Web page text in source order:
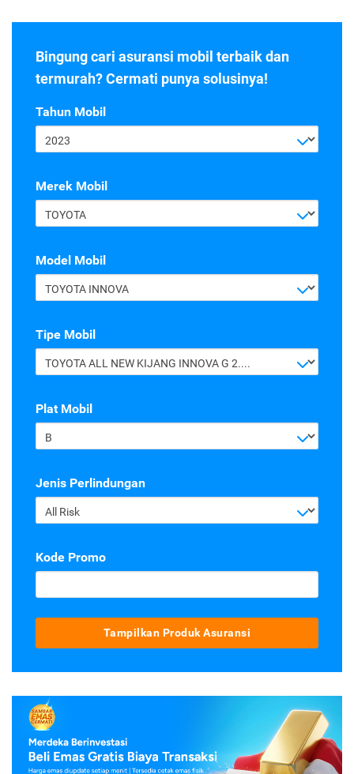
Bingung cari asuransi mobil terbaik dan
termurah? Cermati punya solusinya!
Tahun Mobil
2023
Merek Mobil
TOYOTA
Model Mobil
TOYOTA INNOVA
Tipe Mobil
TOYOTA ALL NEW KIJANG INNOVA G 2.4 A/T DIESEL
Plat Mobil
B
Jenis Perlindungan
All Risk
Kode Promo
Tampilkan Produk Asuransi